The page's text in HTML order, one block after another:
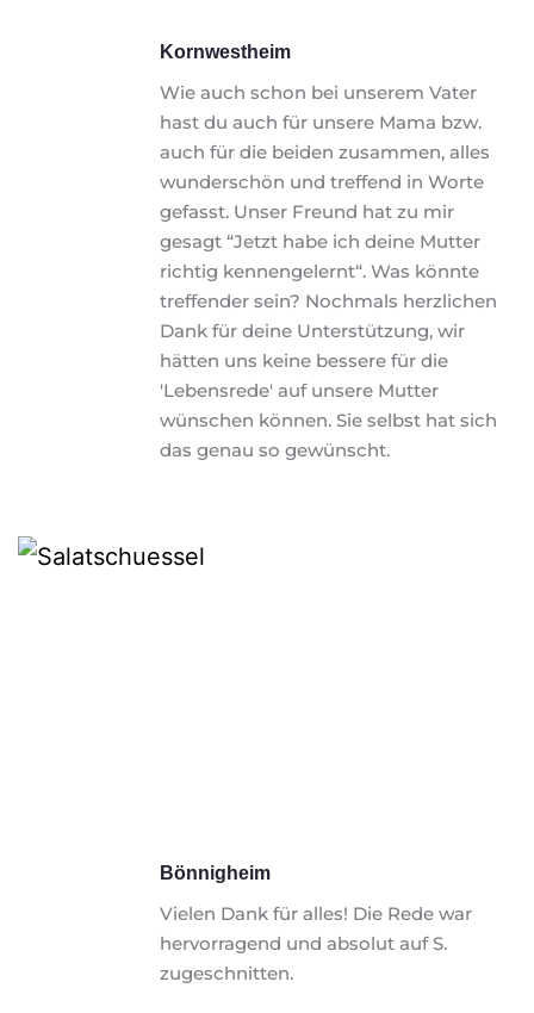
Kornwestheim
Wie auch schon bei unserem Vater
hast du auch für unsere Mama bzw.
auch für die beiden zusammen, alles
wunderschön und treffend in Worte
gefasst. Unser Freund hat zu mir
gesagt “Jetzt habe ich deine Mutter
richtig kennengelernt“. Was könnte
treffender sein? Nochmals herzlichen
Dank für deine Unterstützung, wir
hätten uns keine bessere für die
'Lebensrede' auf unsere Mutter
wünschen können. Sie selbst hat sich
das genau so gewünscht.
Bönnigheim
Vielen Dank für alles! Die Rede war
hervorragend und absolut auf S.
zugeschnitten.